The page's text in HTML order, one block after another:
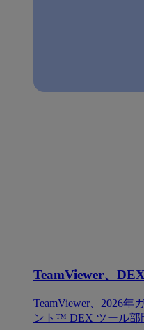
TeamViewer、
TeamViewer、2026年
ント™ DEX ツール部